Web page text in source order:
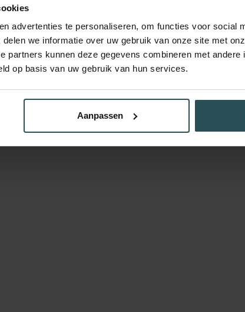
advertenties te personaliseren, om functies voor social
we informatie over uw gebruik van onze site met
partners kunnen deze gegevens combineren met andere
op basis van uw gebruik van hun services.
Aanpassen